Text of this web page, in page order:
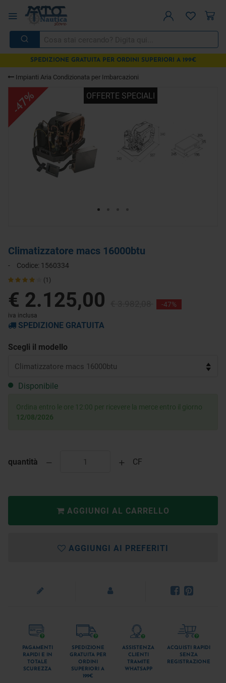
SPEDIZIONE GRATUITA PER ORDINI SUPERIORI A 199€
Impianti Aria Condizionata per Imbarcazioni
OFFERTE SPECIALI
-47%
Climatizzatore macs 16000btu
- Codice: 1560334
(1)
€ 2.125,00 -47%
iva inclusa
SPEDIZIONE GRATUITA
Scegli il modello
Disponibile
Ordina entro le ore 12:00 per ricevere la merce entro il giorno
12/08/2026
quantità CF
AGGIUNGI AL CARRELLO
AGGIUNGI AI PREFERITI
PAGAMENTI
RAPIDI E IN
TOTALE
SCUREZZA
SPEDIZIONE
GRATUITA PER
ORDINI
SUPERIORI A
199€
ASSISTENZA
CLIENTI
TRAMITE
WHATSAPP
ACQUISTI RAPIDI
SENZA
REGISTRAZIONE